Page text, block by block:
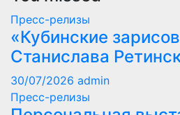
Пресс-релизы
«Кубинские
Станислава
30/07/2026 admin
Пресс-релизы